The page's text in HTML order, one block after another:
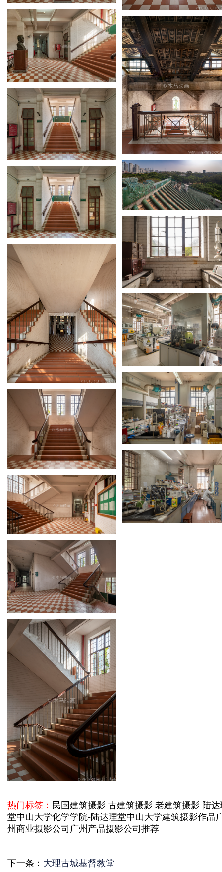
热门标签： 民国建筑摄影 古建筑摄影 老建筑摄影 陆达
堂中山大学化学学院-陆达理堂中山大学建筑摄影作品
州商业摄影公司 广州产品摄影公司推荐
下一条： 大理古城基督教堂